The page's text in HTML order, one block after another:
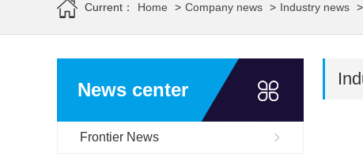
Current： Home > Company news > Industry news >
News center
Frontier News